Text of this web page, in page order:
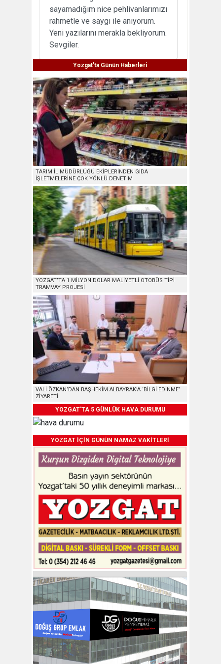
sayamadığım nice pehlivanlarımızı
rahmetle ve saygı ile anıyorum.
Yeni yazılarını merakla bekliyorum.
Sevgiler.
Yozgat'ta Günün Haberleri
TARIM İL MÜDÜRLÜĞÜ EKİPLERİNDEN GIDA
İŞLETMELERİNE ÇOK YÖNLÜ DENETİM
YOZGAT’TA 1 MİLYON DOLAR MALİYETLİ OTOBÜS TİPİ
TRAMVAY PROJESİ
VALİ ÖZKAN’DAN BAŞHEKİM ALBAYRAK’A ‘BİLGİ EDİNME’
ZİYARETİ
YOZGAT'TA 5 GÜNLÜK HAVA DURUMU
YOZGAT İÇİN GÜNÜN NAMAZ VAKİTLERİ